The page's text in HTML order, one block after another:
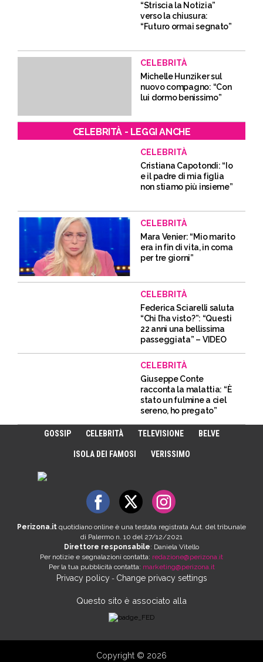
“Striscia la Notizia”
verso la chiusura:
“Futuro ormai segnato”
CELEBRITÀ
Michelle Hunziker sul
nuovo compagno: “Con
lui dormo benissimo”
CELEBRITÀ - LEGGI ANCHE
CELEBRITÀ
Cristiana Capotondi: “Io
e il padre di mia figlia
non stiamo più insieme”
CELEBRITÀ
Mara Venier: “Mio marito
era in fin di vita, in coma
per tre giorni”
CELEBRITÀ
Federica Sciarelli saluta
“Chi l’ha visto?”: “Questi
22 anni una bellissima
passeggiata” – VIDEO
CELEBRITÀ
Giuseppe Conte
racconta la malattia: “È
stato un fulmine a ciel
sereno, ho pregato”
GOSSIP CELEBRITÀ TELEVISIONE BELVE
ISOLA DEI FAMOSI VERISSIMO
Perizona.it quotidiano online è una testata registrata Aut. del tribunale
di Palermo n. 10 del 27/12/2021
Direttore responsabile: Daniela Vitello
Per notizie e segnalazioni contatta: redazione@perizona.it
Per la tua pubblicità contatta: marketing@perizona.it
Privacy policy- Change privacy settings
Questo sito è associato alla
Copyright © 2026